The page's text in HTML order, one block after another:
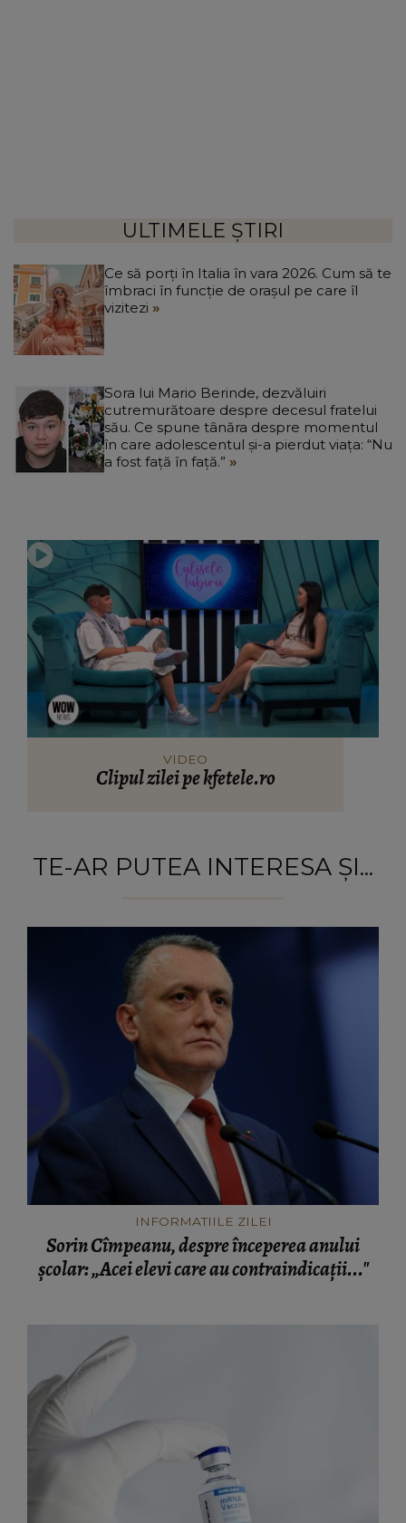
ULTIMELE ȘTIRI
Ce să porți în Italia în vara 2026. Cum să te
îmbraci în funcție de orașul pe care îl
vizitezi
Sora lui Mario Berinde, dezvăluiri
cutremurătoare despre decesul fratelui
său. Ce spune tânăra despre momentul
în care adolescentul și-a pierdut viața: “Nu
a fost față în față.”
VIDEO
Clipul zilei pe kfetele.ro
TE-AR PUTEA INTERESA ȘI...
INFORMATIILE ZILEI
Sorin Cîmpeanu, despre începerea anului
școlar: „Acei elevi care au contraindicaţii..."